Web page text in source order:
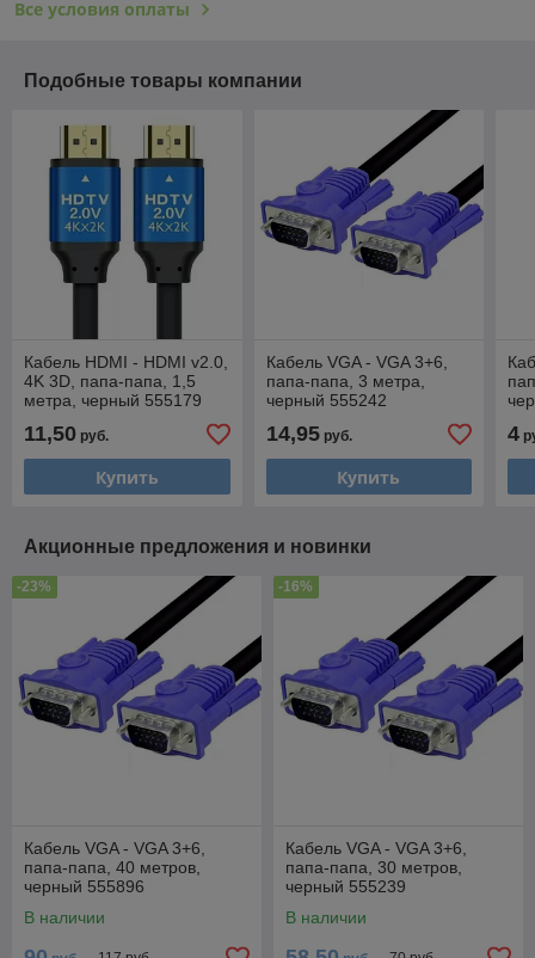
Все условия оплаты
Подобные товары компании
Кабель HDMI - HDMI v2.0,
4K 3D, папа-папа, 1,5
метра, черный 555179
11,50 руб.
Купить
Кабель VGA - VGA 3+6,
папа-папа, 3 метра,
черный 555242
14,95руб.
Купить
4
Акционные предложения и новинки
-23%
Кабель VGA - VGA 3+6,
папа-папа, 40 метров,
черный 555896
В наличии
-16%
Кабель VGA - VGA 3+6,
папа-папа, 30 метров,
черный 555239
В наличии